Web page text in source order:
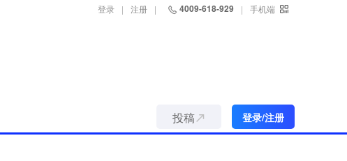
登录 | 注册 | 4009-618-929 | 手机端
登录/注册
投稿